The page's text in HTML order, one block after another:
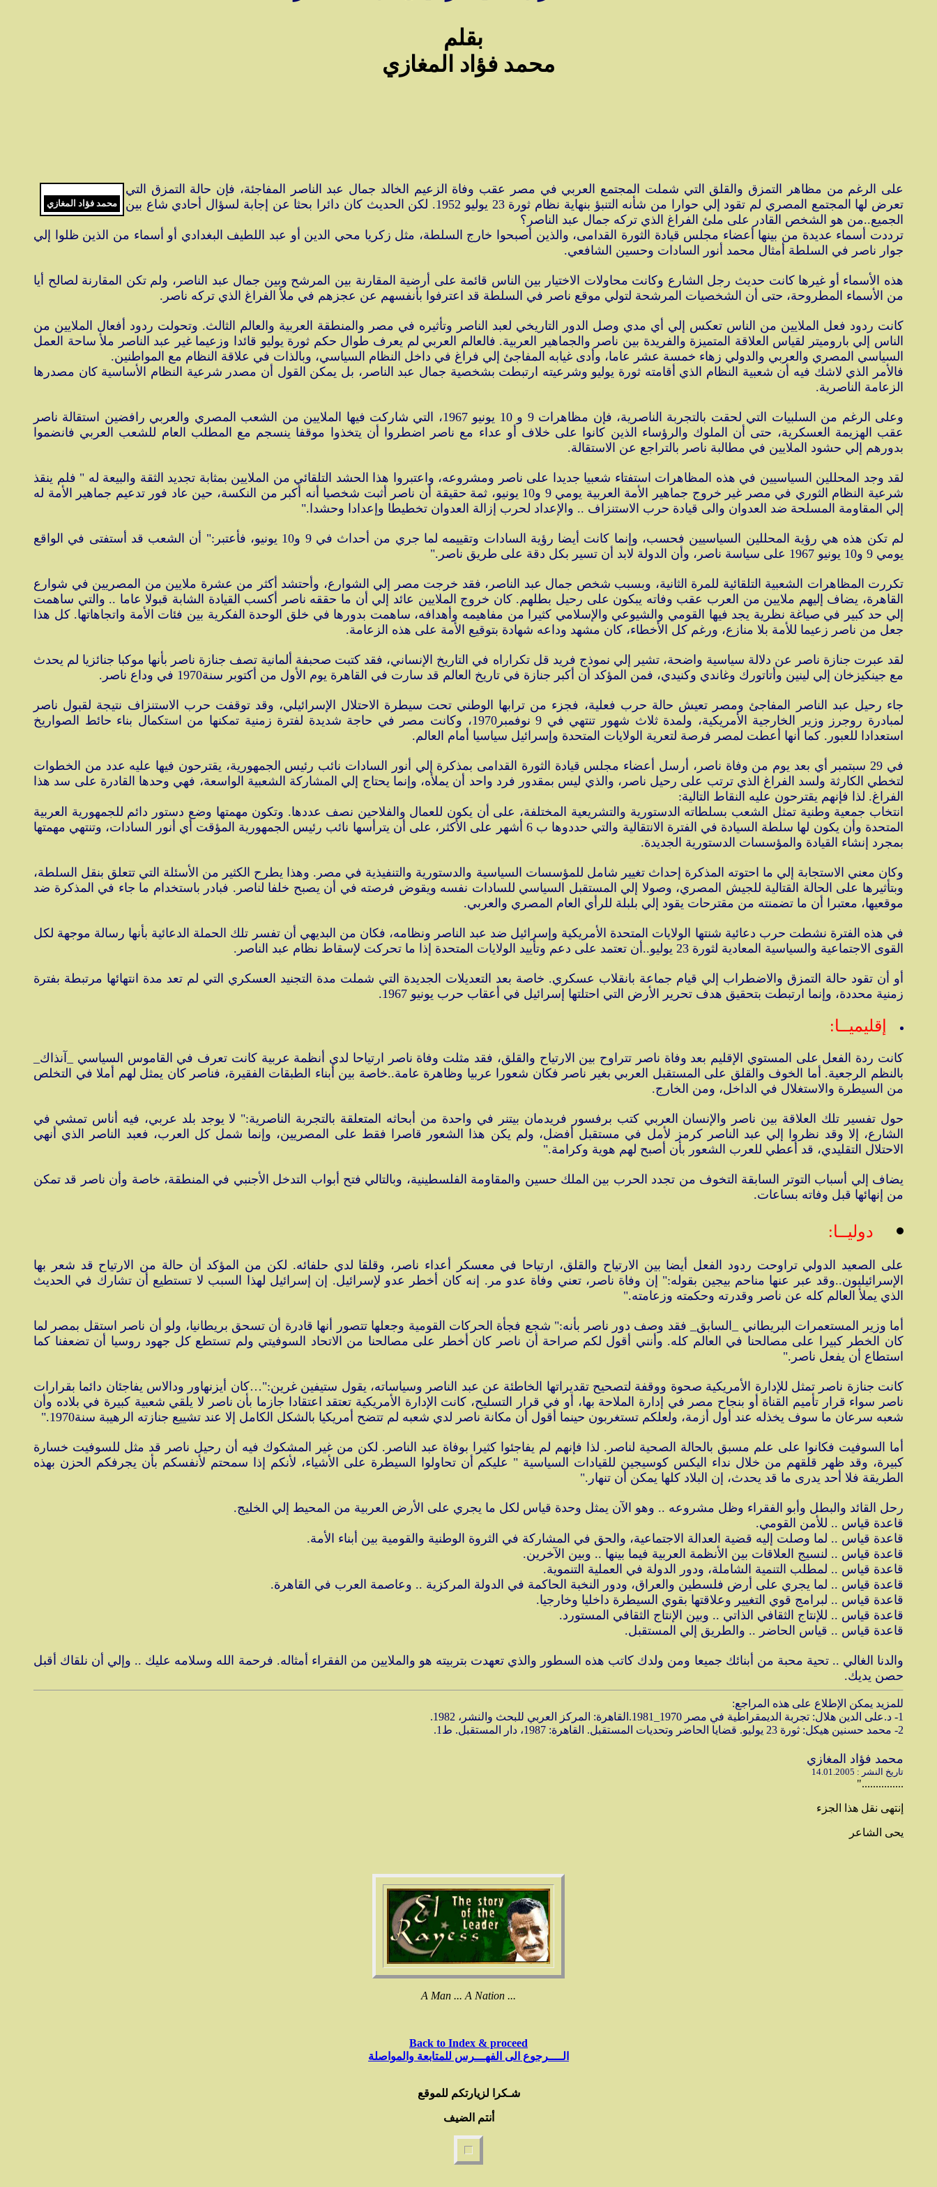
بقلم
محمد فؤاد المغازي
محمد فؤاد المغازي
على الرغم من مظاهر التمزق والقلق التي شملت المجتمع العربي في مصر عقب وفاة الزعيم الخالد جمال عبد الناصر المفاجئة، فإن حالة التمزق التي
تعرض لها المجتمع المصري لم تقود إلي حوارا من شأنه التنبؤ بنهاية نظام ثورة 23 يوليو 1952. لكن الحديث كان دائرا بحثا عن إجابة لسؤال أحادي شاع بين
الجميع..من هو الشخص القادر على ملئ الفراغ الذي تركه جمال عبد الناصر؟
ترددت أسماء عديدة من بينها أعضاء مجلس قيادة الثورة القدامى، والذين أصبحوا خارج السلطة، مثل زكريا محي الدين أو عبد اللطيف البغدادي أو أسماء من الذين ظلوا إلي
جوار ناصر في السلطة أمثال محمد أنور السادات وحسين الشافعي.
هذه الأسماء أو غيرها كانت حديث رجل الشارع وكانت محاولات الاختيار بين الناس قائمة على أرضية المقارنة بين المرشح وبين جمال عبد الناصر، ولم تكن المقارنة لصالح أيا
من الأسماء المطروحة، حتى أن الشخصيات المرشحة لتولي موقع ناصر في السلطة قد اعترفوا بأنفسهم عن عجزهم في ملأ الفراغ الذي تركه ناصر.
كانت ردود فعل الملايين من الناس تعكس إلي أي مدي وصل الدور التاريخي لعبد الناصر وتأثيره في مصر والمنطقة العربية والعالم الثالث. وتحولت ردود أفعال الملايين من
الناس إلي باروميتر لقياس العلاقة المتميزة والفريدة بين ناصر والجماهير العربية. فالعالم العربي لم يعرف طوال حكم ثورة يوليو قائدا وزعيما غير عبد الناصر ملأ ساحة العمل
السياسي المصري والعربي والدولي زهاء خمسة عشر عاما، وأدى غيابه المفاجئ إلي فراغ في داخل النظام السياسي، وبالذات في علاقة النظام مع المواطنين.
فالأمر الذي لاشك فيه أن شعبية النظام الذي أقامته ثورة يوليو وشرعيته ارتبطت بشخصية جمال عبد الناصر، بل يمكن القول أن مصدر شرعية النظام الأساسية كان مصدرها
الزعامة الناصرية.
وعلى الرغم من السلبيات التي لحقت بالتجربة الناصرية، فإن مظاهرات 9 و 10 يونيو 1967، التي شاركت فيها الملايين من الشعب المصري والعربي رافضين استقالة ناصر
عقب الهزيمة العسكرية، حتى أن الملوك والرؤساء الذين كانوا على خلاف أو عداء مع ناصر اضطروا أن يتخذوا موقفا ينسجم مع المطلب العام للشعب العربي فانضموا
بدورهم إلي حشود الملايين في مطالبة ناصر بالتراجع عن الاستقالة.
لقد وجد المحللين السياسيين في هذه المظاهرات استفتاء شعبيا جديدا على ناصر ومشروعه، واعتبروا هذا الحشد التلقائي من الملايين بمثابة تجديد الثقة والبيعة له " فلم ينقذ
شرعية النظام الثوري في مصر غير خروج جماهير الأمة العربية يومي 9 و10 يونيو، ثمة حقيقة أن ناصر أثبت شخصيا أنه أكبر من النكسة، حين عاد فور تدعيم جماهير الأمة له
إلي المقاومة المسلحة ضد العدوان والى قيادة حرب الاستنزاف .. والإعداد لحرب إزالة العدوان تخطيطا وإعدادا وحشدا."
لم تكن هذه هي رؤية المحللين السياسيين فحسب، وإنما كانت أيضا رؤية السادات وتقييمه لما جري من أحداث في 9 و10 يونيو، فأعتبر:" أن الشعب قد أستفتى في الواقع
يومي 9 و10 يونيو 1967 على سياسة ناصر، وأن الدولة لابد أن تسير بكل دقة على طريق ناصر."
تكررت المظاهرات الشعبية التلقائية للمرة الثانية، وبسبب شخص جمال عبد الناصر، فقد خرجت مصر إلي الشوارع، وأحتشد أكثر من عشرة ملايين من المصريين في شوارع
القاهرة، يضاف إليهم ملايين من العرب عقب وفاته يبكون على رحيل بطلهم. كان خروج الملايين عائد إلي أن ما حققه ناصر أكسب القيادة الشابة قبولا عاما .. والتي ساهمت
إلي حد كبير في صياغة نظرية يجد فيها القومي والشيوعي والإسلامي كثيرا من مفاهيمه وأهدافه، ساهمت بدورها في خلق الوحدة الفكرية بين فئات الأمة واتجاهاتها. كل هذا
جعل من ناصر زعيما للأمة بلا منازع، ورغم كل الأخطاء، كان مشهد وداعه شهادة بتوقيع الأمة على هذه الزعامة.
لقد عبرت جنازة ناصر عن دلالة سياسية واضحة، تشير إلي نموذج فريد قل تكراراه في التاريخ الإنساني، فقد كتبت صحبفة ألمانية تصف جنازة ناصر بأنها موكبا جنائزيا لم يحدث
مع جينكيزخان إلي لينين وأتاتورك وغاندي وكنيدي، فمن المؤكد أن أكبر جنازة في تاريخ العالم قد سارت في القاهرة يوم الأول من أكتوبر سنة1970 في وداع ناصر.
جاء رحيل عبد الناصر المفاجئ ومصر تعيش حالة حرب فعلية، فجزء من ترابها الوطني تحت سيطرة الاحتلال الإسرائيلي، وقد توقفت حرب الاستنزاف نتيجة لقبول ناصر
لمبادرة روجرز وزير الخارجية الأمريكية، ولمدة ثلاث شهور تنتهي في 9 نوفمبر1970، وكانت مصر في حاجة شديدة لفترة زمنية تمكنها من استكمال بناء حائط الصواريخ
استعدادا للعبور. كما أنها أعطت لمصر فرصة لتعرية الولايات المتحدة وإسرائيل سياسيا أمام العالم.
في 29 سبتمبر أي بعد يوم من وفاة ناصر، أرسل أعضاء مجلس قيادة الثورة القدامى بمذكرة إلي أنور السادات نائب رئيس الجمهورية، يقترحون فيها عليه عدد من الخطوات
لتخطي الكارثة ولسد الفراغ الذي ترتب على رحيل ناصر، والذي ليس بمقدور فرد واحد أن يملأه، وإنما يحتاج إلي المشاركة الشعبية الواسعة، فهي وحدها القادرة على سد هذا
الفراغ. لذا فإنهم يقترحون عليه النقاط التالية:
انتخاب جمعية وطنية تمثل الشعب بسلطاته الدستورية والتشريعية المختلفة، على أن يكون للعمال والفلاحين نصف عددها. وتكون مهمتها وضع دستور دائم للجمهورية العربية
المتحدة وأن يكون لها سلطة السيادة في الفترة الانتقالية والتي حددوها ب 6 أشهر على الأكثر، على أن يترأسها نائب رئيس الجمهورية المؤقت أي أنور السادات، وتنتهي مهمتها
بمجرد إنشاء القيادة والمؤسسات الدستورية الجديدة.
وكان معني الاستجابة إلي ما احتوته المذكرة إحداث تغيير شامل للمؤسسات السياسية والدستورية والتنفيذية في مصر. وهذا يطرح الكثير من الأسئلة التي تتعلق بنقل السلطة،
وبتأثيرها على الحالة القتالية للجيش المصري، وصولا إلي المستقبل السياسي للسادات نفسه ويقوض فرصته في أن يصبح خلفا لناصر. فبادر باستخدام ما جاء في المذكرة ضد
موقعيها، معتبرا أن ما تضمنته من مقترحات يقود إلي بلبلة للرأي العام المصري والعربي.
في هذه الفترة نشطت حرب دعائية شنتها الولايات المتحدة الأمريكية وإسرائيل ضد عبد الناصر ونظامه، فكان من البديهي أن تفسر تلك الحملة الدعائية بأنها رسالة موجهة لكل
القوى الاجتماعية والسياسية المعادية لثورة 23 يوليو..أن تعتمد على دعم وتأييد الولايات المتحدة إذا ما تحركت لإسقاط نظام عبد الناصر.
أو أن تقود حالة التمزق والاضطراب إلي قيام جماعة بانقلاب عسكري. خاصة بعد التعديلات الجديدة التي شملت مدة التجنيد العسكري التي لم تعد مدة انتهائها مرتبطة بفترة
زمنية محددة، وإنما ارتبطت بتحقيق هدف تحرير الأرض التي احتلتها إسرائيل في أعقاب حرب يونيو 1967.
إقليميــا:
كانت ردة الفعل على المستوي الإقليم بعد وفاة ناصر تتراوح بين الارتياح والقلق، فقد مثلت وفاة ناصر ارتياحا لدي أنظمة عربية كانت تعرف في القاموس السياسي _آنذاك_
بالنظم الرجعية. أما الخوف والقلق على المستقبل العربي بغير ناصر فكان شعورا عربيا وظاهرة عامة..خاصة بين أبناء الطبقات الفقيرة، فناصر كان يمثل لهم أملا في التخلص
من السيطرة والاستغلال في الداخل، ومن الخارج.
حول تفسير تلك العلاقة بين ناصر والإنسان العربي كتب برفسور فريدمان بيتنر في واحدة من أبحاثه المتعلقة بالتجربة الناصرية:" لا يوجد بلد عربي، فيه أناس تمشي في
الشارع، إلا وقد نظروا إلي عبد الناصر كرمز لأمل في مستقبل أفضل، ولم يكن هذا الشعور قاصرا فقط على المصريين، وإنما شمل كل العرب، فعبد الناصر الذي أنهي
الاحتلال التقليدي، قد أعطي للعرب الشعور بأن أصبح لهم هوية وكرامة."
يضاف إلي أسباب التوتر السابقة التخوف من تجدد الحرب بين الملك حسين والمقاومة الفلسطينية، وبالتالي فتح أبواب التدخل الأجنبي في المنطقة، خاصة وأن ناصر قد تمكن
من إنهائها قبل وفاته بساعات.
دوليــا:
على الصعيد الدولي تراوحت ردود الفعل أيضا بين الارتياح والقلق، ارتياحا في معسكر أعداء ناصر، وقلقا لدي حلفائه. لكن من المؤكد أن حالة من الارتياح قد شعر بها
الإسرائيليون..وقد عبر عنها مناحم بيجين بقوله:" إن وفاة ناصر، تعني وفاة عدو مر. إنه كان أخطر عدو لإسرائيل. إن إسرائيل لهذا السبب لا تستطيع أن تشارك في الحديث
الذي يملأ العالم كله عن ناصر وقدرته وحكمته وزعامته."
أما وزير المستعمرات البريطاني _السابق_ فقد وصف دور ناصر بأنه:" شجع فجأة الحركات القومية وجعلها تتصور أنها قادرة أن تسحق بريطانيا، ولو أن ناصر استقل بمصر لما
كان الخطر كبيرا على مصالحنا في العالم كله. وأنني أقول لكم صراحة أن ناصر كان أخطر على مصالحنا من الاتحاد السوفيتي ولم تستطع كل جهود روسيا أن تضعفنا كما
استطاع أن يفعل ناصر."
كانت جنازة ناصر تمثل للإدارة الأمريكية صحوة ووقفة لتصحيح تقديراتها الخاطئة عن عبد الناصر وسياساته، يقول ستيفين غرين:"…كان أيزنهاور ودالاس يفاجئان دائما بقرارات
ناصر سواء قرار تأميم القناة أو بنجاح مصر في إدارة الملاحة بها، أو في قرار التسليح، كانت الإدارة الأمريكية تعتقد اعتقادا جازما بأن ناصر لا يلقي شعبية كبيرة في بلاده وأن
شعبه سرعان ما سوف يخذله عند أول أزمة، ولعلكم تستغربون حينما أقول أن مكانة ناصر لدي شعبه لم تتضح أمريكيا بالشكل الكامل إلا عند تشييع جنازته الرهيبة سنة1970."
أما السوفيت فكانوا على علم مسبق بالحالة الصحية لناصر. لذا فإنهم لم يفاجئوا كثيرا بوفاة عبد الناصر. لكن من غير المشكوك فيه أن رحيل ناصر قد مثل للسوفيت خسارة
كبيرة، وقد ظهر قلقهم من خلال نداء اليكس كوسيجين للقيادات السياسية " عليكم أن تحاولوا السيطرة على الأشياء، لأنكم إذا سمحتم لأنفسكم بأن يجرفكم الحزن بهذه
الطريقة فلا أحد يدرى ما قد يحدث، إن البلاد كلها يمكن أن تنهار."
رحل القائد والبطل وأبو الفقراء وظل مشروعه .. وهو الآن يمثل وحدة قياس لكل ما يجري على الأرض العربية من المحيط إلي الخليج.
قاعدة قياس .. للأمن القومي.
قاعدة قياس .. لما وصلت إليه قضية العدالة الاجتماعية، والحق في المشاركة في الثروة الوطنية والقومية بين أبناء الأمة.
قاعدة قياس .. لنسيج العلاقات بين الأنظمة العربية فيما بينها .. وبين الآخرين.
قاعدة قياس .. لمطلب التنمية الشاملة، ودور الدولة في العملية التنموية.
قاعدة قياس .. لما يجري على أرض فلسطين والعراق، ودور النخبة الحاكمة في الدولة المركزية .. وعاصمة العرب في القاهرة.
قاعدة قياس .. لبرامج قوي التغيير وعلاقتها بقوي السيطرة داخليا وخارجيا.
قاعدة قياس .. للإنتاج الثقافي الذاتي .. وبين الإنتاج الثقافي المستورد.
قاعدة قياس .. قياس الحاضر .. والطريق إلي المستقبل.
والدنا الغالي .. تحية محبة من أبنائك جميعا ومن ولدك كاتب هذه السطور والذي تعهدت بتربيته هو والملايين من الفقراء أمثاله. فرحمة الله وسلامه عليك .. وإلي أن نلقاك أقبل
حصن يديك.
للمزيد يمكن الإطلاع على هذه المراجع:
1- د.على الدين هلال: تجربة الديمقراطية في مصر 1970_1981.القاهرة: المركز العربي للبحث والنشر، 1982.
2- محمد حسنين هيكل: ثورة 23 يوليو. قضايا الحاضر وتحديات المستقبل. القاهرة: 1987، دار المستقبل. ط1.
محمد فؤاد المغازي
تاريخ النشر : 14.01.2005
..............."
إنتهى نقل هذا الجزء
يحى الشاعر
A Man ... A Nation ...
Back to Index & proceed
الــــرجوع الى الفهـــرس للمتابعة والمواصلة
شـكرا لزيارتكم للموقع
أنتم الضيف